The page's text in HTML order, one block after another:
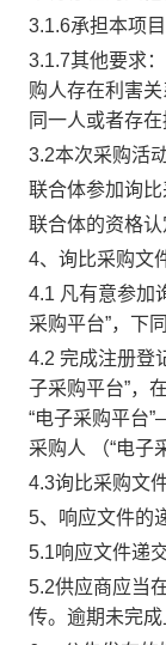
3.1.6承担本项
3.1.7其他要求 ：
购人存在利害
同一人或者存
3.2本次采购活
联合体参加询
联合体的资格认
4、询比采购文
4.1 凡有意参加
采购平台”，下
4.2 完成注册登
子采购平台”，
“电子采购平台
采购人 （“电子
4.3询比采购文
5、响应文件的
5.1响应文件递
5.2供应商应当
传。逾期未完